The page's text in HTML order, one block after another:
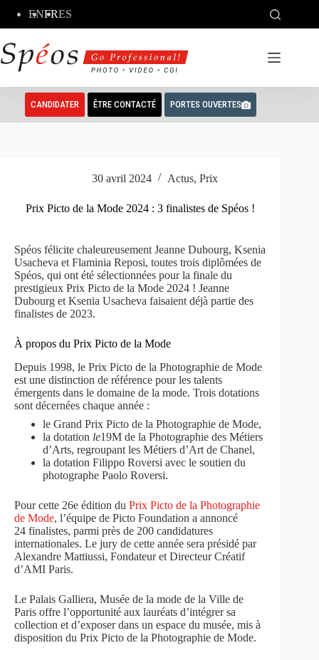
contenu
ENFRES
CANDIDATER ÊTRE CONTACTÉ PORTES OUVERTES
30 avril 2024 Actus, Prix
Prix Picto de la Mode 2024 : 3 finalistes de Spéos !
Spéos félicite chaleureusement Jeanne Dubourg, Ksenia
Usacheva et Flaminia Reposi, toutes trois diplômées de
Spéos, qui ont été sélectionnées pour la finale du
prestigieux Prix Picto de la Mode 2024 ! Jeanne
Dubourg et Ksenia Usacheva faisaient déjà partie des
finalistes de 2023.
À propos du Prix Picto de la Mode
Depuis 1998, le Prix Picto de la Photographie de Mode
est une distinction de référence pour les talents
émergents dans le domaine de la mode. Trois dotations
sont décernées chaque année :
le Grand Prix Picto de la Photographie de Mode,
la dotation le19M de la Photographie des Métiers
d’Arts, regroupant les Métiers d’Art de Chanel,
la dotation Filippo Roversi avec le soutien du
photographe Paolo Roversi.
Pour cette 26e édition du Prix Picto de la Photographie
de Mode, l’équipe de Picto Foundation a annoncé
24 finalistes, parmi près de 200 candidatures
internationales. Le jury de cette année sera présidé par
Alexandre Mattiussi, Fondateur et Directeur Créatif
d’AMI Paris.
Le Palais Galliera, Musée de la mode de la Ville de
Paris offre l’opportunité aux lauréats d’intégrer sa
collection et d’exposer dans un espace du musée, mis à
disposition du Prix Picto de la Photographie de Mode.